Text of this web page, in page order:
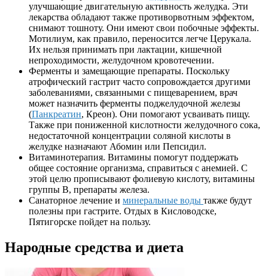
улучшающие двигательную активность желудка. Эти
лекарства обладают также противорвотным эффектом,
снимают тошноту. Они имеют свои побочные эффекты.
Мотилиум, как правило, переносится легче Церукала.
Их нельзя принимать при лактации, кишечной
непроходимости, желудочном кровотечении.
Ферменты и замещающие препараты. Поскольку
атрофический гастрит часто сопровождается другими
заболеваниями, связанными с пищеварением, врач
может назначить ферменты поджелудочной железы
(Панкреатин, Креон). Они помогают усваивать пищу.
Также при пониженной кислотности желудочного сока,
недостаточной концентрации соляной кислоты в
желудке назначают Абомин или Пепсидил.
Витаминотерапия. Витамины помогут поддержать
общее состояние организма, справиться с анемией. С
этой целю прописывают фолиевую кислоту, витамины
группы В, препараты железа.
Санаторное лечение и минеральные воды также будут
полезны при гастрите. Отдых в Кисловодске,
Пятигорске пойдет на пользу.
Народные средства и диета